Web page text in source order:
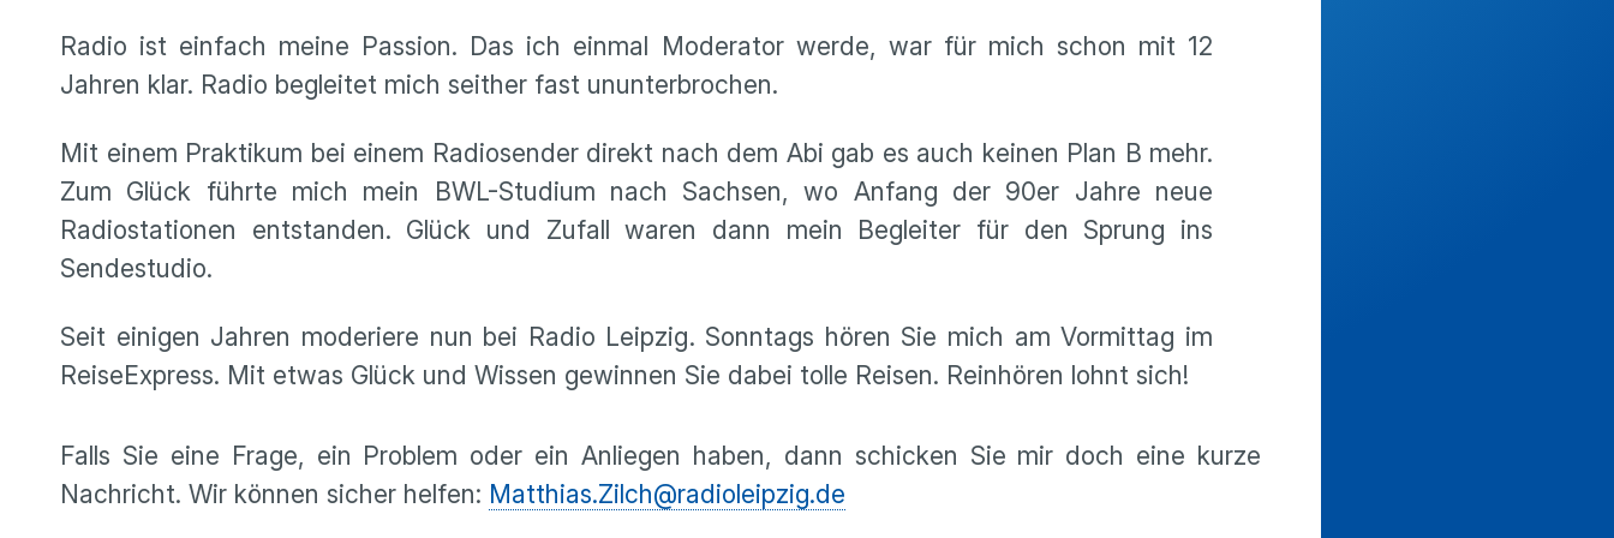
Radio ist einfach meine Passion. Das ich einmal Moderator werde, war für mich schon mit 12
Jahren klar. Radio begleitet mich seither fast ununterbrochen.
Mit einem Praktikum bei einem Radiosender direkt nach dem Abi gab es auch keinen Plan B mehr.
Zum Glück führte mich mein BWL-Studium nach Sachsen, wo Anfang der 90er Jahre neue
Radiostationen entstanden. Glück und Zufall waren dann mein Begleiter für den Sprung ins
Sendestudio.
Seit einigen Jahren moderiere nun bei Radio Leipzig. Sonntags hören Sie mich am Vormittag im
ReiseExpress. Mit etwas Glück und Wissen gewinnen Sie dabei tolle Reisen. Reinhören lohnt sich!
Falls Sie eine Frage, ein Problem oder ein Anliegen haben, dann schicken Sie mir doch eine kurze
Nachricht. Wir können sicher helfen: Matthias.Zilch@radioleipzig.de